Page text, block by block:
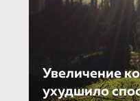
Увеличение
ухудшило